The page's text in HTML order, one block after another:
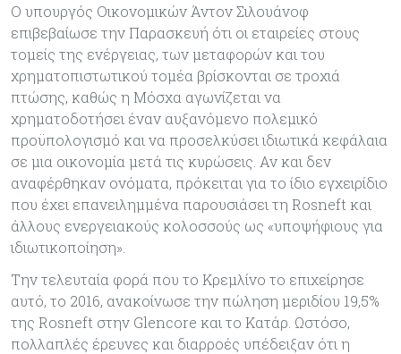
Ο υπουργός Οικονομικών Άντον Σιλουάνοφ
επιβεβαίωσε την Παρασκευή ότι οι εταιρείες στους
τομείς της ενέργειας, των μεταφορών και του
χρηματοπιστωτικού τομέα βρίσκονται σε τροχιά
πτώσης, καθώς η Μόσχα αγωνίζεται να
χρηματοδοτήσει έναν αυξανόμενο πολεμικό
προϋπολογισμό και να προσελκύσει ιδιωτικά κεφάλαια
σε μια οικονομία μετά τις κυρώσεις. Αν και δεν
αναφέρθηκαν ονόματα, πρόκειται για το ίδιο εγχειρίδιο
που έχει επανειλημμένα παρουσιάσει τη Rosneft και
άλλους ενεργειακούς κολοσσούς ως «υποψήφιους για
ιδιωτικοποίηση».
Την τελευταία φορά που το Κρεμλίνο το επιχείρησε
αυτό, το 2016, ανακοίνωσε την πώληση μεριδίου 19,5%
της Rosneft στην Glencore και το Κατάρ. Ωστόσο,
πολλαπλές έρευνες και διαρροές υπέδειξαν ότι η